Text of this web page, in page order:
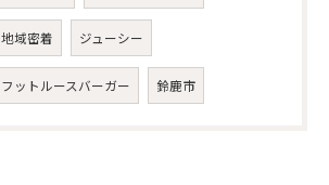
地域密着 ジューシー
フットルースバーガー 鈴鹿市